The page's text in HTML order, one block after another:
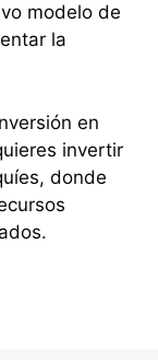
modelo de
la
en
invertir
donde